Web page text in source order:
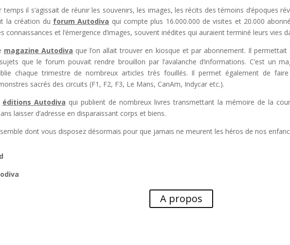
temps il s’agissait de réunir les souvenirs, les images, les récits des témoins d’époques
la création du forum Autodiva qui compte plus 16.000.000 de visites et 20.000
connaissances et l’émergence d’images, souvent inédites qui auraient terminé leurs vies
magazine Autodiva que l’on allait trouver en kiosque et par abonnement. Il
que le forum pouvait rendre brouillon par l’avalanche d’informations. C’est un
chaque trimestre de nombreux articles très fouillés. Il permet également de
sacrés des circuits (F1, F2, F3, Le Mans, CanAm, Indycar etc.).
éditions Autodiva qui publient de nombreux livres transmettant la mémoire de la
laisser d’adresse en disparaissant corps et biens.
dont vous disposez désormais pour que jamais ne meurent les héros de nos
A propos